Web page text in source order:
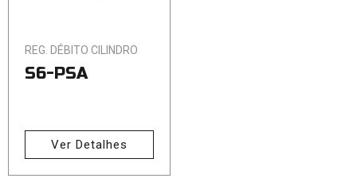
REG. DÉBITO CILINDRO
S6-PSA
Ver Detalhes